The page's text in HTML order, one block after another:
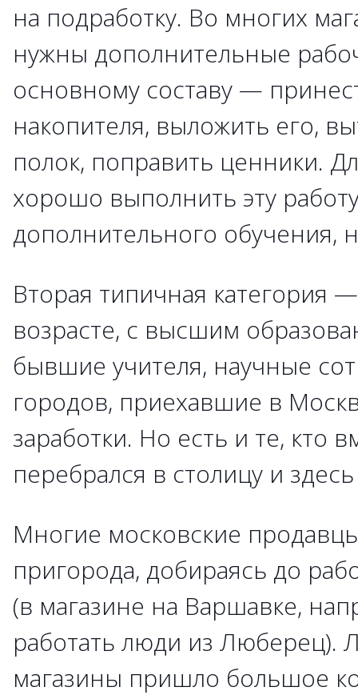
на подработку. Во многих
нужны дополнительные
основному составу —
накопителя, выложить его,
полок, поправить ценники.
хорошо выполнить эту
дополнительного обучения,
Вторая типичная
возрасте, с высшим
бывшие учителя, научные
городов, приехавшие в
заработки. Но есть и те, кто
перебрался в столицу и
Многие московские
пригорода, добираясь до
(в магазине на Варшавке,
работать люди из Люберец).
магазины пришло большое